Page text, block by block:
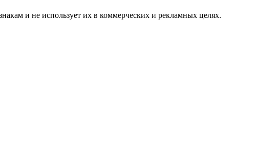
и не использует их в коммерческих и рекламных целях.